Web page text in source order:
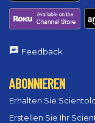
Feedback
ABONNIEREN
Erhalten Sie
Erstellen Sie Ihr